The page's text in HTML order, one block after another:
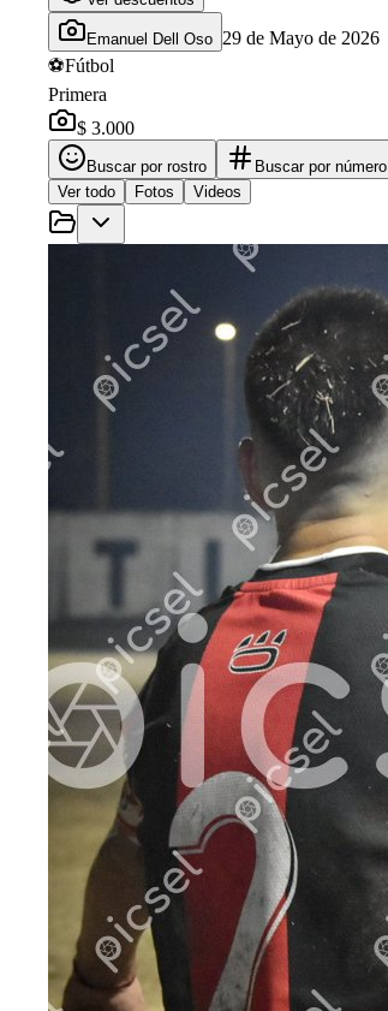
Emanuel Dell Oso 29 de Mayo de 2026
⚽Fútbol
Primera
$ 3.000
Buscar por rostro
Buscar por número
Ver todo
Fotos Videos